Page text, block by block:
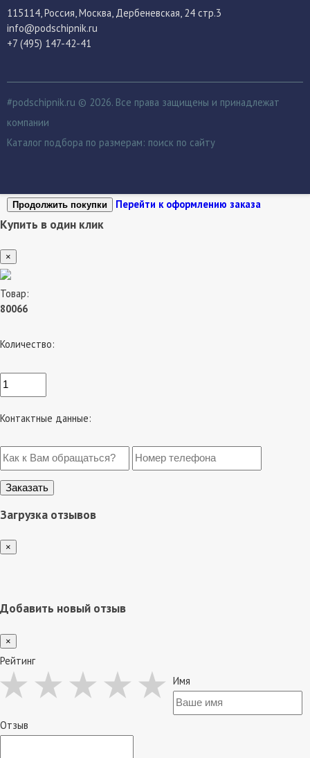
115114 , Россия, Москва, Дербеневская, 24 стр.3
info@podschipnik.ru
+7 (495) 147-42-41
#podschipnik.ru © 2026. Все права защищены и принадлежат
компании
Каталог подбора по размерам: поиск по сайту
Продолжить покупки Перейти к оформлению заказа
Купить в один клик
×
Товар:
80066
Количество:
Контактные данные:
Загрузка отзывов
×
Добавить новый отзыв
×
Рейтинг
Имя
Отзыв